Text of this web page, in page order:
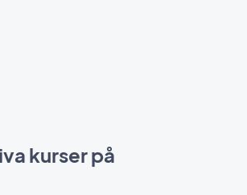
kurser på